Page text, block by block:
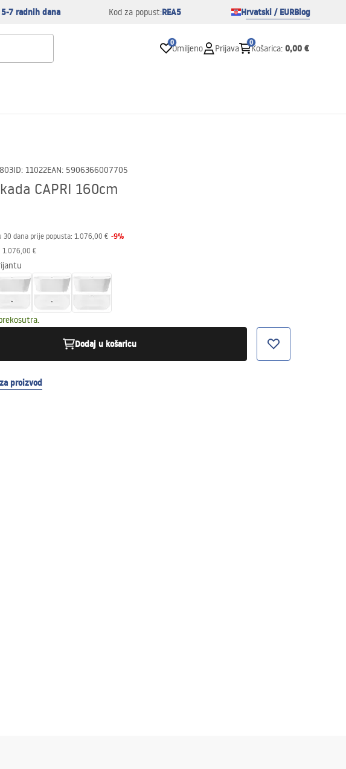
7 radnih dana Kod za popust:REA5 Hrvatski / EURBlog
0
Omiljeno Prijava
0
Košarica: 0,00 €
ID: 11022EAN: 5906366007705
CAPRI 160cm
30 dana prije popusta: 1.076,00 € -9%
1.076,00 €
Dodaj u košaricu
proizvod